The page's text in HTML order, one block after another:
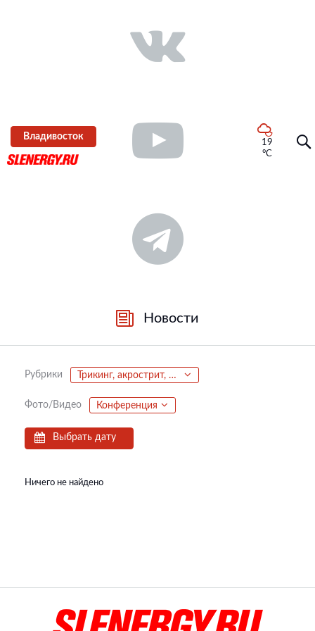
Владивосток
19
°C
Новости
Рубрики Трикинг, акрострит, паркур, фриран
Фото/Видео Конференция
Выбрать дату
Ничего не найдено